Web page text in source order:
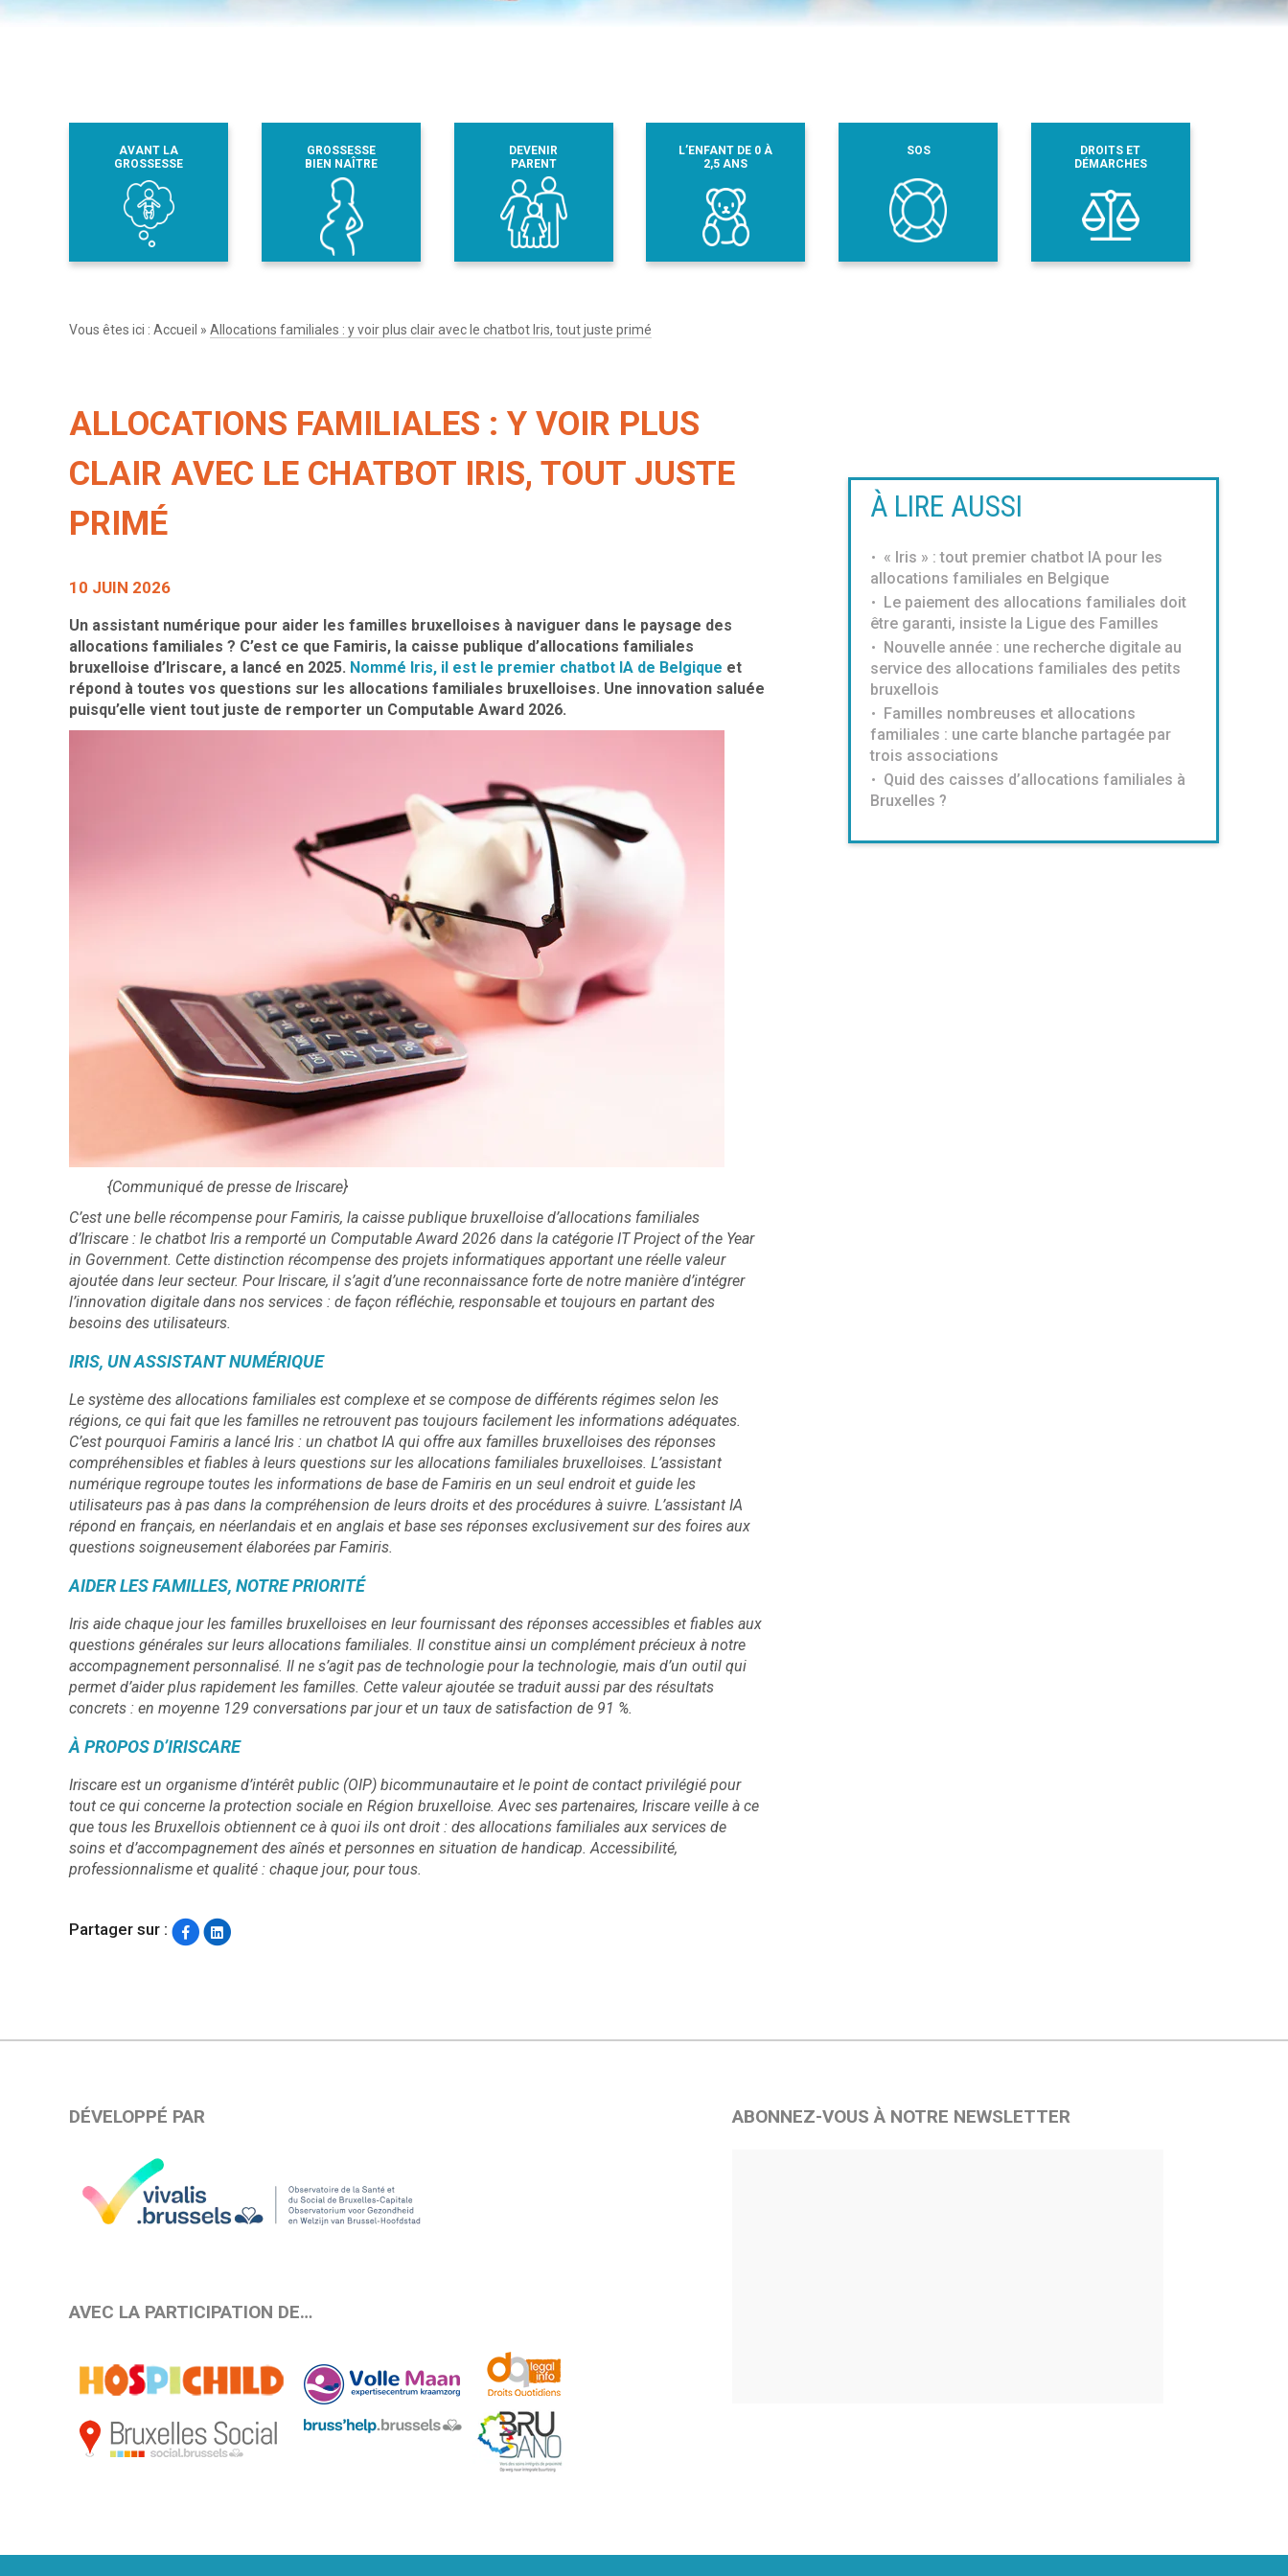
AVANT LA
GROSSESSE
GROSSESSE
BIEN NAÎTRE
DEVENIR
PARENT
L’ENFANT DE 0 À
2,5 ANS
SOS
DROITS ET
DÉMARCHES
Vous êtes ici : Accueil » Allocations familiales : y voir plus clair avec le chatbot Iris, tout juste primé
ALLOCATIONS FAMILIALES : Y VOIR PLUS
CLAIR AVEC LE CHATBOT IRIS, TOUT JUSTE
PRIMÉ
10 JUIN 2026
Un assistant numérique pour aider les familles bruxelloises à naviguer dans le paysage des
allocations familiales ? C’est ce que Famiris, la caisse publique d’allocations familiales
bruxelloise d’Iriscare, a lancé en 2025. Nommé Iris, il est le premier chatbot IA de Belgique et
répond à toutes vos questions sur les allocations familiales bruxelloises. Une innovation saluée
puisqu’elle vient tout juste de remporter un Computable Award 2026.
{Communiqué de presse de Iriscare}
C’est une belle récompense pour Famiris, la caisse publique bruxelloise d’allocations familiales
d’Iriscare : le chatbot Iris a remporté un Computable Award 2026 dans la catégorie IT Project of the Year
in Government. Cette distinction récompense des projets informatiques apportant une réelle valeur
ajoutée dans leur secteur. Pour Iriscare, il s’agit d’une reconnaissance forte de notre manière d’intégrer
l’innovation digitale dans nos services : de façon réfléchie, responsable et toujours en partant des
besoins des utilisateurs.
IRIS, UN ASSISTANT NUMÉRIQUE
Le système des allocations familiales est complexe et se compose de différents régimes selon les
régions, ce qui fait que les familles ne retrouvent pas toujours facilement les informations adéquates.
C’est pourquoi Famiris a lancé Iris : un chatbot IA qui offre aux familles bruxelloises des réponses
compréhensibles et fiables à leurs questions sur les allocations familiales bruxelloises. L’assistant
numérique regroupe toutes les informations de base de Famiris en un seul endroit et guide les
utilisateurs pas à pas dans la compréhension de leurs droits et des procédures à suivre. L’assistant IA
répond en français, en néerlandais et en anglais et base ses réponses exclusivement sur des foires aux
questions soigneusement élaborées par Famiris.
AIDER LES FAMILLES, NOTRE PRIORITÉ
Iris aide chaque jour les familles bruxelloises en leur fournissant des réponses accessibles et fiables aux
questions générales sur leurs allocations familiales. Il constitue ainsi un complément précieux à notre
accompagnement personnalisé. Il ne s’agit pas de technologie pour la technologie, mais d’un outil qui
permet d’aider plus rapidement les familles. Cette valeur ajoutée se traduit aussi par des résultats
concrets : en moyenne 129 conversations par jour et un taux de satisfaction de 91 %.
À PROPOS D’IRISCARE
Iriscare est un organisme d’intérêt public (OIP) bicommunautaire et le point de contact privilégié pour
tout ce qui concerne la protection sociale en Région bruxelloise. Avec ses partenaires, Iriscare veille à ce
que tous les Bruxellois obtiennent ce à quoi ils ont droit : des allocations familiales aux services de
soins et d’accompagnement des aînés et personnes en situation de handicap. Accessibilité,
professionnalisme et qualité : chaque jour, pour tous.
Partager sur :
À LIRE AUSSI
« Iris » : tout premier chatbot IA pour les
allocations familiales en Belgique
Le paiement des allocations familiales doit
être garanti, insiste la Ligue des Familles
Nouvelle année : une recherche digitale au
service des allocations familiales des petits
bruxellois
Familles nombreuses et allocations
familiales : une carte blanche partagée par
trois associations
Quid des caisses d’allocations familiales à
Bruxelles ?
DÉVELOPPÉ PAR
AVEC LA PARTICIPATION DE…
ABONNEZ-VOUS À NOTRE NEWSLETTER